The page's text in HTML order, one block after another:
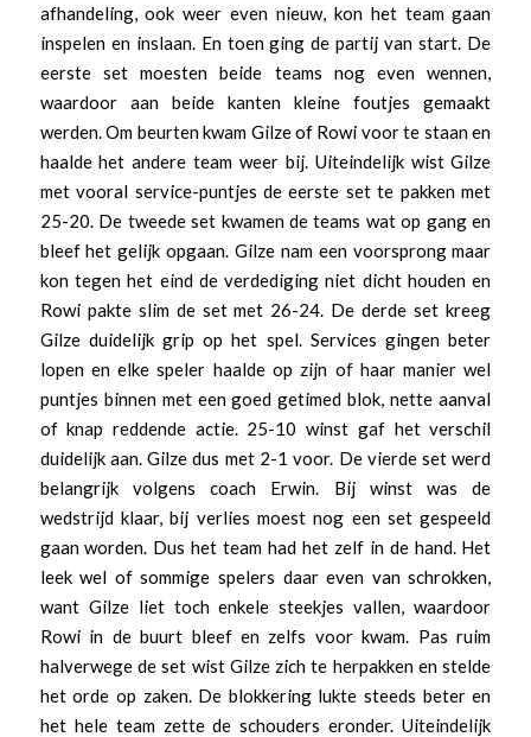
afhandeling, ook weer even nieuw, kon het team gaan
inspelen en inslaan. En toen ging de partij van start. De
eerste set moesten beide teams nog even wennen,
waardoor aan beide kanten kleine foutjes gemaakt
werden. Om beurten kwam Gilze of Rowi voor te staan en
haalde het andere team weer bij. Uiteindelijk wist Gilze
met vooral service-puntjes de eerste set te pakken met
25-20. De tweede set kwamen de teams wat op gang en
bleef het gelijk opgaan. Gilze nam een voorsprong maar
kon tegen het eind de verdediging niet dicht houden en
Rowi pakte slim de set met 26-24. De derde set kreeg
Gilze duidelijk grip op het spel. Services gingen beter
lopen en elke speler haalde op zijn of haar manier wel
puntjes binnen met een goed getimed blok, nette aanval
of knap reddende actie. 25-10 winst gaf het verschil
duidelijk aan. Gilze dus met 2-1 voor. De vierde set werd
belangrijk volgens coach Erwin. Bij winst was de
wedstrijd klaar, bij verlies moest nog een set gespeeld
gaan worden. Dus het team had het zelf in de hand. Het
leek wel of sommige spelers daar even van schrokken,
want Gilze liet toch enkele steekjes vallen, waardoor
Rowi in de buurt bleef en zelfs voor kwam. Pas ruim
halverwege de set wist Gilze zich te herpakken en stelde
het orde op zaken. De blokkering lukte steeds beter en
het hele team zette de schouders eronder. Uiteindelijk